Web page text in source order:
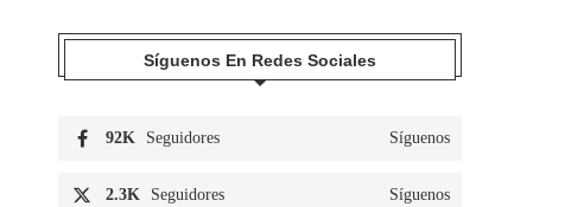
Síguenos En Redes Sociales
92K Seguidores Síguenos
2.3K Seguidores Síguenos